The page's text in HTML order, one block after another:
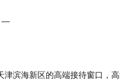
—
滨海新区的高端接待窗口，高